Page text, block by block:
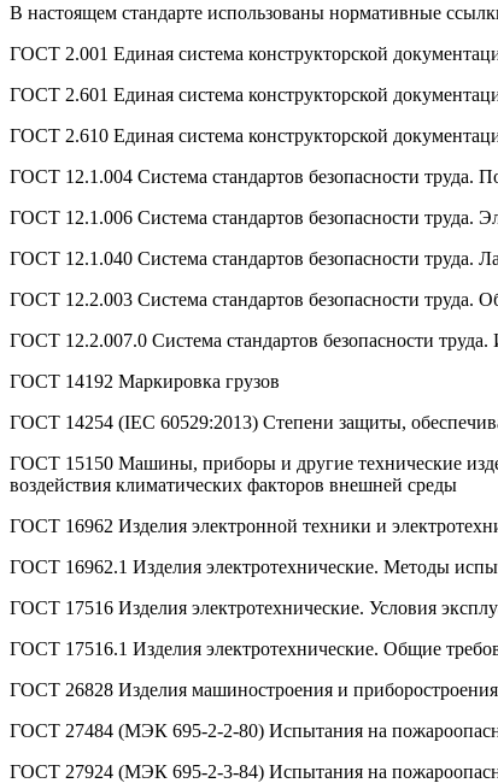
В настоящем стандарте использованы нормативные
ГОСТ 2.001 Единая система конструкторской
ГОСТ 2.601 Единая система конструкторской
ГОСТ 2.610 Единая система конструкторской
ГОСТ 12.1.004 Система стандартов безопасности труда.
ГОСТ 12.1.006 Система стандартов безопасности труда.
ГОСТ 12.1.040 Система стандартов безопасности труда.
ГОСТ 12.2.003 Система стандартов безопасности труда.
ГОСТ 12.2.007.0 Система стандартов безопасности
ГОСТ 14192 Маркировка грузов
ГОСТ 14254 (IEC 60529:2013) Степени защиты,
ГОСТ 15150 Машины, приборы и другие технические
воздействия климатических факторов внешней среды
ГОСТ 16962 Изделия электронной техники и
ГОСТ 16962.1 Изделия электротехнические. Методы
ГОСТ 17516 Изделия электротехнические. Условия
ГОСТ 17516.1 Изделия электротехнические. Общие
ГОСТ 26828 Изделия машиностроения и
ГОСТ 27484 (МЭК 695-2-2-80) Испытания на
ГОСТ 27924 (МЭК 695-2-3-84) Испытания на